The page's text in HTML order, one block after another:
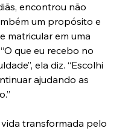
encontrou não
um propósito e
matricular em uma
que eu recebo no
ela diz. “Escolhi
ajudando as
transformada pelo